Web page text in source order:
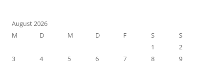
August 2026
M
D M D F S
S
1
2
3
4 5 6 7 8
9